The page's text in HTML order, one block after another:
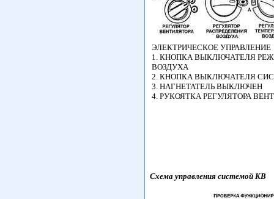
ЭЛЕКТРИЧЕСКОЕ УПРАВЛЕНИЕ
1. КНОПКА ВЫКЛЮЧАТЕЛЯ
ВОЗДУХА
2. КНОПКА ВЫКЛЮЧАТЕЛЯ
3. НАГНЕТАТЕЛЬ ВЫКЛЮЧЕН
4. РУКОЯТКА РЕГУЛЯТОРА
Схема управления системой KB